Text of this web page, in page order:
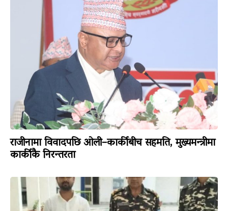
राजीनामा विवादपछि ओली–कार्कीबीच सहमति, मुख्यमन्त्रीमा
कार्कीकै निरन्तरता